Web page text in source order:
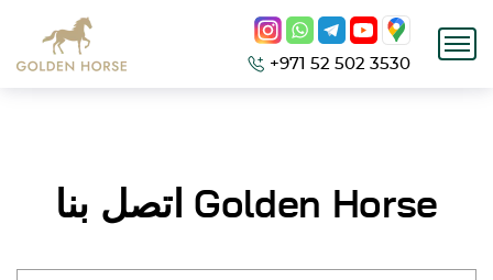
+971 52 502 3530
Golden Horse